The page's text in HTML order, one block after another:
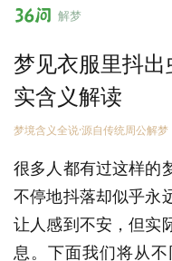
36
解梦
梦见衣服里抖
实含义解读
梦境含义全说·源自传统周公解梦
很多人都有过这样的
不停地抖落却似乎永
让人感到不安，但实
息。下面我们将从